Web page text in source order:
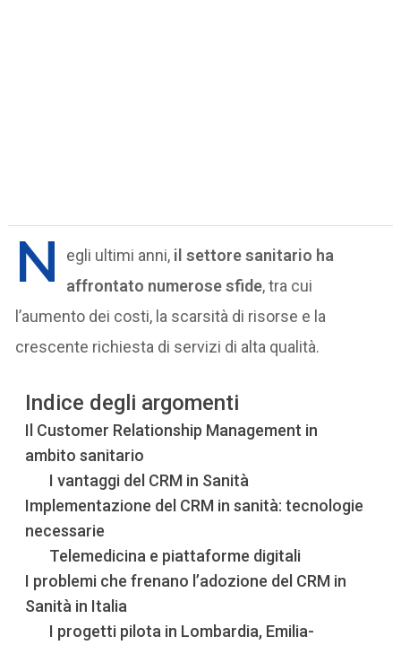
N egli ultimi anni, il settore sanitario ha
affrontato numerose sfide, tra cui
l’aumento dei costi, la scarsità di risorse e la
crescente richiesta di servizi di alta qualità.
Indice degli argomenti
Il Customer Relationship Management in
ambito sanitario
I vantaggi del CRM in Sanità
Implementazione del CRM in sanità: tecnologie
necessarie
Telemedicina e piattaforme digitali
I problemi che frenano l’adozione del CRM in
Sanità in Italia
I progetti pilota in Lombardia, Emilia-